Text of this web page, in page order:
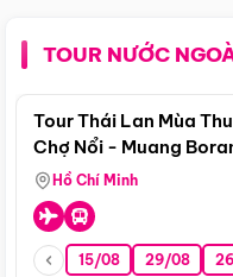
TOUR NƯỚC
Tour Thái Lan Mùa
Chợ Nổi - Muang
Hồ Chí Minh
15/08 29/08